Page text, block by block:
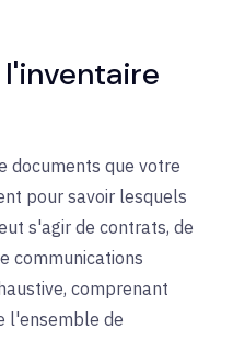
l'inventaire
documents que votre
pour savoir lesquels
s'agir de contrats, de
communications
comprenant
l'ensemble de